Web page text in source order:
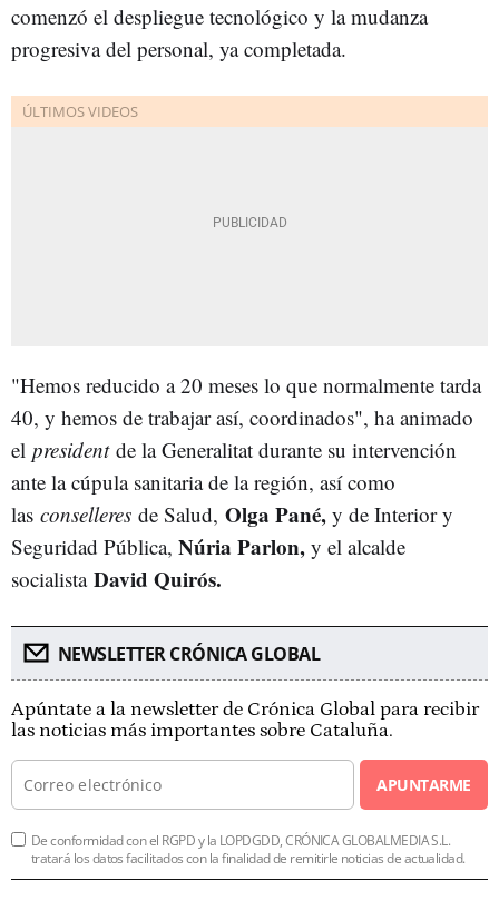
comenzó el despliegue tecnológico y la mudanza
progresiva del personal, ya completada.
"Hemos reducido a 20 meses lo que normalmente tarda
40, y hemos de trabajar así, coordinados", ha animado
el president de la Generalitat durante su intervención
ante la cúpula sanitaria de la región, así como
las conselleres de Salud, Olga Pané, y de Interior y
Seguridad Pública, Núria Parlon, y el alcalde
socialista David Quirós.
NEWSLETTER CRÓNICA GLOBAL
Apúntate a la newsletter de Crónica Global para recibir
las noticias más importantes sobre Cataluña.
APUNTARME
De conformidad con el RGPD y la LOPDGDD, CRÓNICA GLOBALMEDIA S.L.
tratará los datos facilitados con la finalidad de remitirle noticias de actualidad.